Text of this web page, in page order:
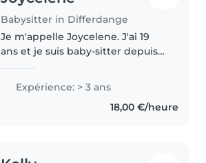
Babysitter in Differdange
Je m'appelle Joycelene. J'ai 19
ans et je suis baby-sitter depuis
enfants. J'ai passé toute mon
enfance à prendre soin
Expérience: > 3 ans
18,00 €/heure